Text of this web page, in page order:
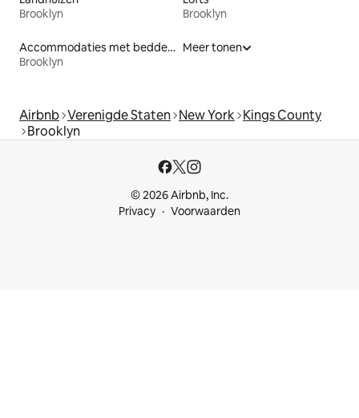
Brooklyn
Brooklyn
Accommodaties met bedden op toegankelijke hoogte
Brooklyn
Meer tonen
Airbnb Verenigde Staten New York Kings County
Brooklyn
© 2026 Airbnb, Inc.
Privacy
Voorwaarden